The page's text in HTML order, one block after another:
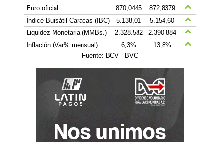
Euro oficial
870,0445
872,8379
Índice Bursátil Caracas (IBC)
5.138,01
5.154,60
Liquidez Monetaria (MMBs.)
2.328.582
2.390.884
Inflación (Var% mensual)
6,3%
13,8%
Fuente: BCV - BVC